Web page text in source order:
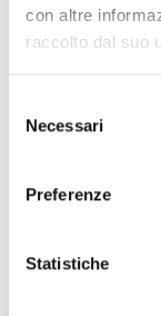
con altre
raccolto dal suo
delNecessari
Preferenze
Statistiche
GUIDA ALLE